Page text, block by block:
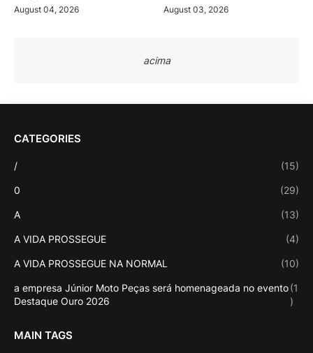
August 04, 2026 August 03, 2026
acima
CATEGORIES
/ (15)
0 (29)
A (13)
A VIDA PROSSEGUE (4)
A VIDA PROSSEGUE NA NORMAL (10)
a empresa Júnior Moto Peças será homenageada no evento
Destaque Ouro 2026
(1
)
MAIN TAGS